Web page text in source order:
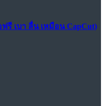
รี เบา ลื่น เหมือน CapCut)